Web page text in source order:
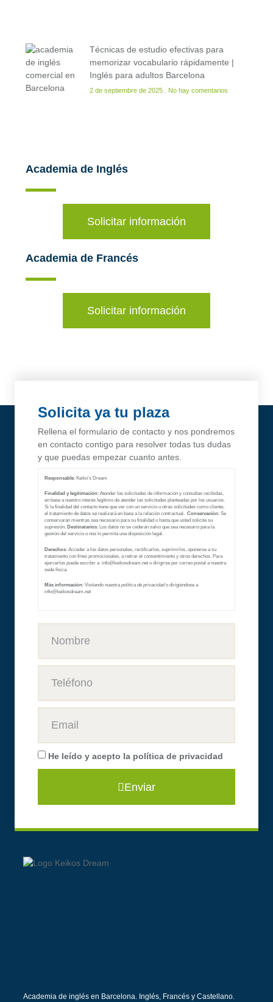
Técnicas de estudio efectivas para
memorizar vocabulario rápidamente |
Inglés para adultos Barcelona
2 de septiembre de 2025 No hay comentarios
Academia de Inglés
Solicitar información
Academia de Francés
Solicitar información
Solicita ya tu plaza
Rellena el formulario de contacto y nos pondremos
en contacto contigo para resolver todas tus dudas
y que puedas empezar cuanto antes.
Responsable: Keiko’s Dream
Finalidad y legitimación: Atender las solicitudes de información y consultas recibidas,
en base a nuestro interés legítimo de atender las solicitudes planteadas por los usuarios.
Si la finalidad del contacto tiene que ver con un servicio u otras solicitudes como cliente,
el tratamiento de datos se realizará en base a la relación contractual. Conservación: Se
conservarán mientras sea necesario para su finalidad o hasta que usted solicite su
supresión. Destinatarios: Los datos no se cederán salvo que sea necesario para la
gestión del servicio o nos lo permita una disposición legal.
Derechos: Acceder a los datos personales, rectificarlos, suprimirlos, oponerse a su
tratamiento con fines promocionales, a retirar el consentimiento y otros derechos. Para
ejercerlos puede escribir a info@keikosdream.net o dirigirse por correo postal a nuestra
sede física.
Más información: Visitando nuestrapolítica de privacidad o dirigiéndose a
info@keikosdream.net
He leído y acepto la política de privacidad
Enviar
Academia de inglés en Barcelona. Inglés, Francés y Castellano.